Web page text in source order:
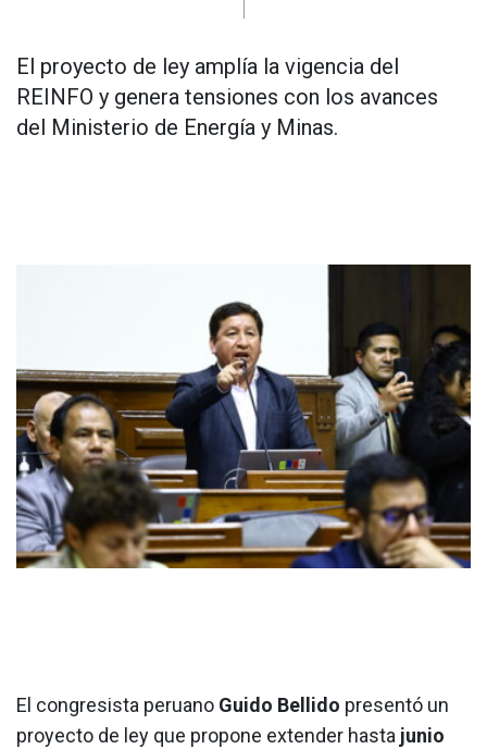
El proyecto de ley amplía la vigencia del
REINFO y genera tensiones con los avances
del Ministerio de Energía y Minas.
El congresista peruano Guido Bellido presentó un
proyecto de ley que propone extender hasta junio